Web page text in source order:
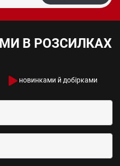
В РОЗСИЛКАХ
новинками й добірками